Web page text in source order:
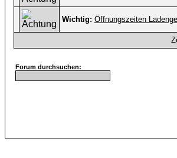
Wichtig: Öffnungszeiten
Forum durchsuchen: